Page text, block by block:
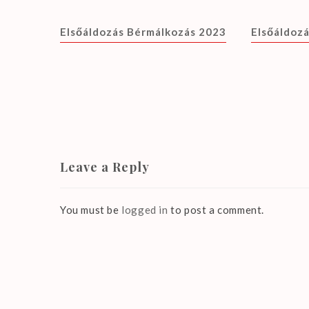
Elsőáldozás Bérmálkozás 2023
Leave a Reply
You must be logged in to post a comment.